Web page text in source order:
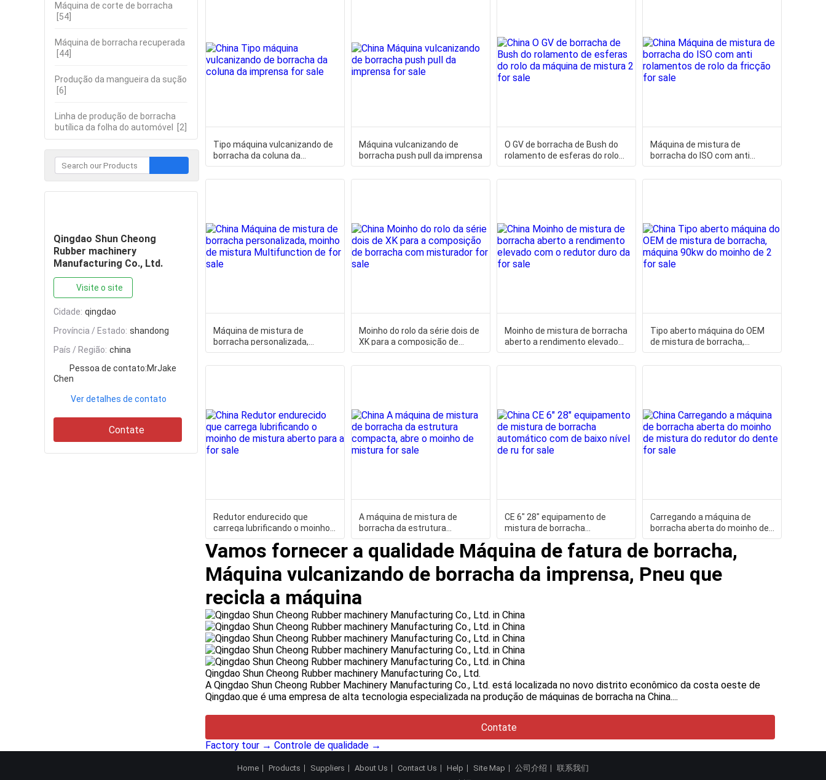
Máquina de corte de borracha
[54]
Máquina de borracha recuperada
[44]
Produção da mangueira da sução
[6]
Linha de produção de borracha
butílica da folha do automóvel
[2]
Qingdao Shun Cheong
Rubber machinery
Manufacturing Co., Ltd.
Visite o site
Cidade: qingdao
Província / Estado: shandong
País / Região: china
Pessoa de contato:MrJake
Chen
Ver detalhes de contato
Contate
Tipo máquina vulcanizando de
borracha da coluna da
imprensa
Máquina vulcanizando de
borracha push pull da imprensa
O GV de borracha de Bush do
rolamento de esferas do rolo
da máquina de mistura 2
Máquina de mistura de
borracha do ISO com anti
rolamentos de rolo da fricção
Máquina de mistura de
borracha personalizada,
moinho de mistura
Multifunction de
Moinho do rolo da série dois de
XK para a composição de
borracha com misturador
Moinho de mistura de borracha
aberto a rendimento elevado
com o redutor duro da
Tipo aberto máquina do OEM
de mistura de borracha,
máquina 90kw do moinho de 2
Redutor endurecido que
carrega lubrificando o moinho
de mistura aberto para a
A máquina de mistura de
borracha da estrutura
compacta, abre o moinho de
mistura
CE 6" 28" equipamento de
mistura de borracha
automático com de baixo nível
de ru
Carregando a máquina de
borracha aberta do moinho de
mistura do redutor do dente
Vamos fornecer a qualidade Máquina de fatura de borracha,
Máquina vulcanizando de borracha da imprensa, Pneu que
recicla a máquina
Qingdao Shun Cheong Rubber machinery Manufacturing Co., Ltd.
A Qingdao Shun Cheong Rubber Machinery Manufacturing Co., Ltd. está localizada no novo distrito econômico da costa oeste de
Qingdao.que é uma empresa de alta tecnologia especializada na produção de máquinas de borracha na China....
Contate
Factory tour → Controle de qualidade →
Home Products Suppliers About Us Contact Us Help Site Map 公司介绍
联系我们